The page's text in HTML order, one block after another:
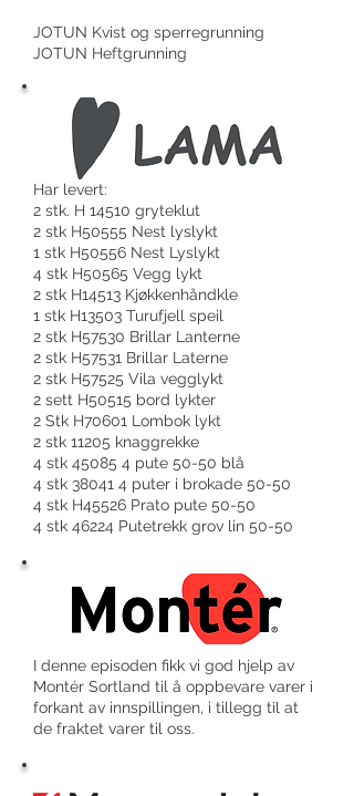
JOTUN Kvist og sperregrunning
JOTUN Heftgrunning
Har levert:
2 stk. H 14510 gryteklut
2 stk H50555 Nest lyslykt
1 stk H50556 Nest Lyslykt
4 stk H50565 Vegg lykt
2 stk H14513 Kjøkkenhåndkle
1 stk H13503 Turufjell speil
2 stk H57530 Brillar Lanterne
2 stk H57531 Brillar Laterne
2 stk H57525 Vila vegglykt
2 sett H50515 bord lykter
2 Stk H70601 Lombok lykt
2 stk 11205 knaggrekke
4 stk 45085 4 pute 50-50 blå
4 stk 38041 4 puter i brokade 50-50
4 stk H45526 Prato pute 50-50
4 stk 46224 Putetrekk grov lin 50-50
I denne episoden fikk vi god hjelp av
Montér Sortland til å oppbevare varer i
forkant av innspillingen, i tillegg til at
de fraktet varer til oss.